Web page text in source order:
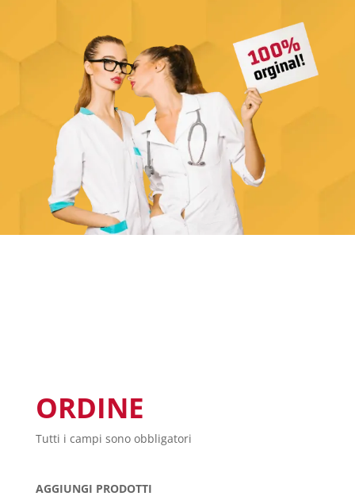
ORDINE
Tutti i campi sono obbligatori
AGGIUNGI PRODOTTI